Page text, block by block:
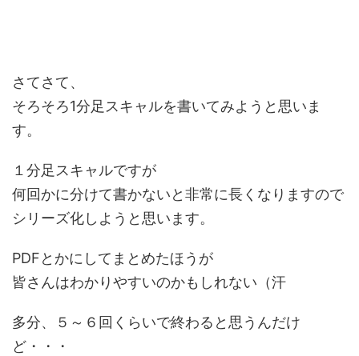
さてさて、
そろそろ1分足スキャルを書いてみようと思いま
す。
１分足スキャルですが
何回かに分けて書かないと非常に長くなりますので
シリーズ化しようと思います。
PDFとかにしてまとめたほうが
皆さんはわかりやすいのかもしれない（汗
多分、５～６回くらいで終わると思うんだけ
ど・・・